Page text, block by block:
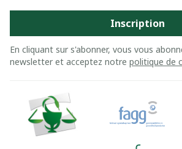
Inscription
En cliquant sur s'abonner, vous vous
newsletter et acceptez notre politique de